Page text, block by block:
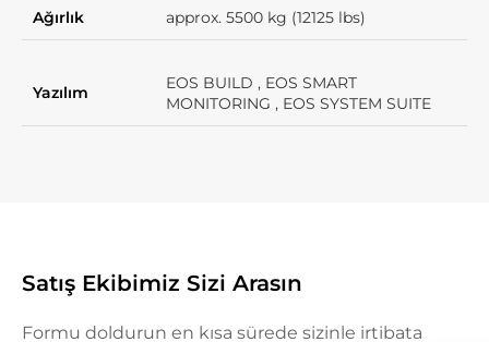
Ağırlık approx. 5500 kg (12125 lbs)
Yazılım
EOS BUILD , EOS SMART
MONITORING , EOS SYSTEM SUITE
Satış Ekibimiz Sizi Arasın
Formu doldurun en kısa sürede sizinle irtibata